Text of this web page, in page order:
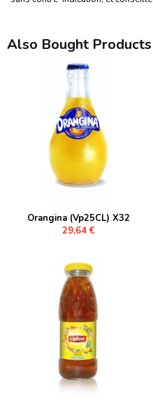
Also Bought Products
Orangina (Vp25CL) X32
29,64 €